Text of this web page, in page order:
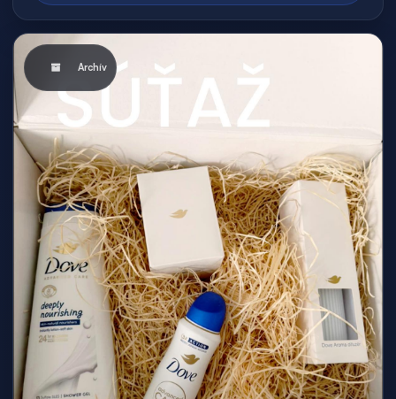
Archív